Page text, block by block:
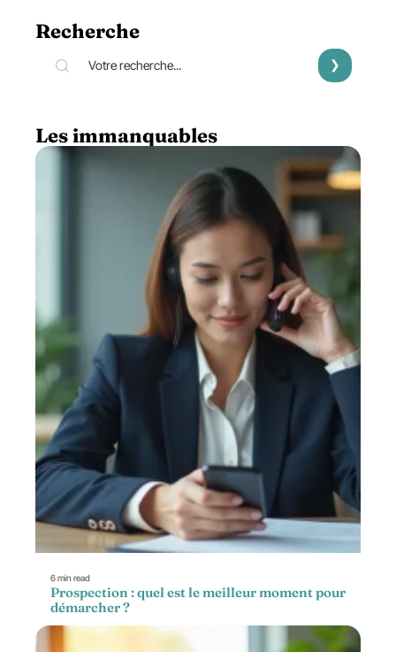
Recherche
Les immanquables
6 min read
Prospection : quel est le meilleur moment pour
démarcher ?